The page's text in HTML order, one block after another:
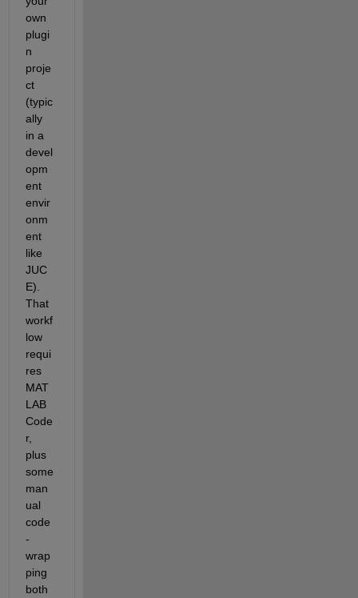
own
plugi
n
proje
ct
(typic
ally
in a
devel
opm
ent
envir
onm
ent
like
JUC
E).
That
workf
low
requi
res
MAT
LAB
Code
r,
plus
some
man
ual
code
-
wrap
ping
both